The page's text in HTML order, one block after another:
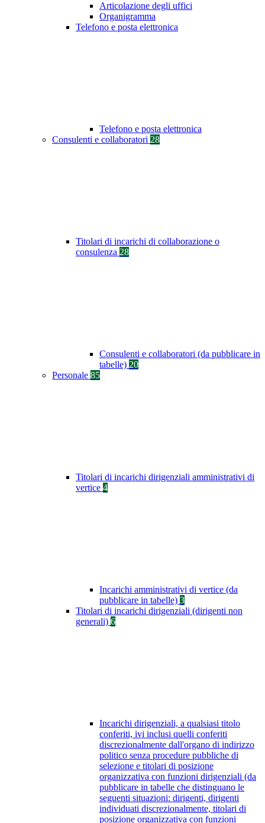
Articolazione degli uffici
Organigramma
Telefono e posta elettronica
Telefono e posta elettronica
Consulenti e collaboratori 28
Titolari di incarichi di collaborazione o
consulenza 28
Consulenti e collaboratori (da pubblicare in
tabelle) 20
Personale 85
Titolari di incarichi dirigenziali amministrativi di
vertice 4
Incarichi amministrativi di vertice (da
pubblicare in tabelle) 3
Titolari di incarichi dirigenziali (dirigenti non
generali) 6
Incarichi dirigenziali, a qualsiasi titolo
conferiti, ivi inclusi quelli conferiti
discrezionalmente dall'organo di indirizzo
politico senza procedure pubbliche di
selezione e titolari di posizione
organizzativa con funzioni dirigenziali (da
pubblicare in tabelle che distinguano le
seguenti situazioni: dirigenti, dirigenti
individuati discrezionalmente, titolari di
posizione organizzativa con funzioni